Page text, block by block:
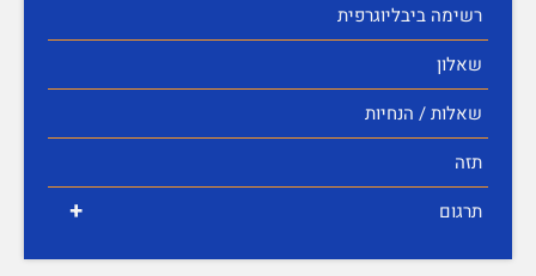
רשימה ביבליוגרפית
שאלון
שאלות / הנחיות
תזה
+ תרגום